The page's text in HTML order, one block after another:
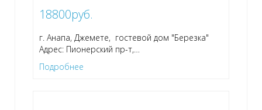
18800руб.
г. Анапа, Джемете, гостевой дом "Березка"
Адрес: Пионерский пр-т,…
Подробнее